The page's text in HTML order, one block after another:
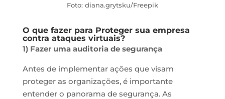
Foto: diana.grytsku/Freepik
O que fazer para Proteger sua empresa
contra ataques virtuais?
1) Fazer uma auditoria de segurança
Antes de implementar ações que visam
proteger as organizações, é importante
entender o panorama de segurança. As